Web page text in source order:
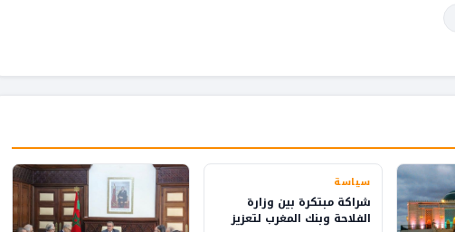
سياسة
شراكة مبتكرة بين وزارة
الفلاحة وبنك المغرب لتعزيز